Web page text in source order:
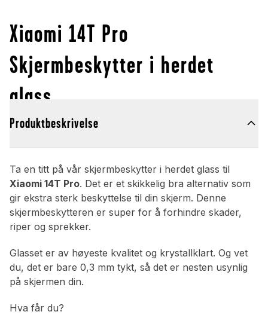
Xiaomi 14T Pro
Skjermbeskytter i herdet
glass
Produktbeskrivelse
Ta en titt på vår skjermbeskytter i herdet glass til
Xiaomi 14T Pro. Det er et skikkelig bra alternativ som
gir ekstra sterk beskyttelse til din skjerm. Denne
skjermbeskytteren er super for å forhindre skader,
riper og sprekker.
Glasset er av høyeste kvalitet og krystallklart. Og vet
du, det er bare 0,3 mm tykt, så det er nesten usynlig
på skjermen din.
Hva får du?